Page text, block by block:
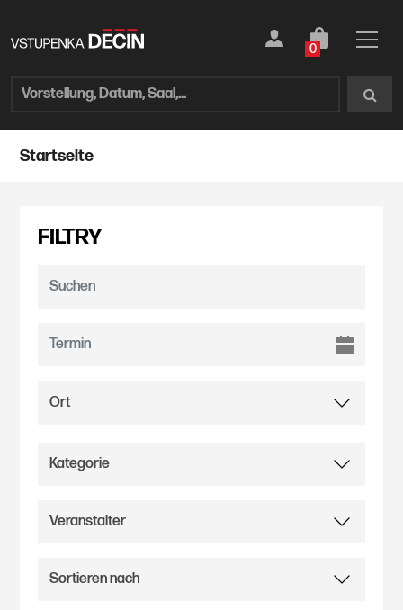
0
Startseite
FILTRY